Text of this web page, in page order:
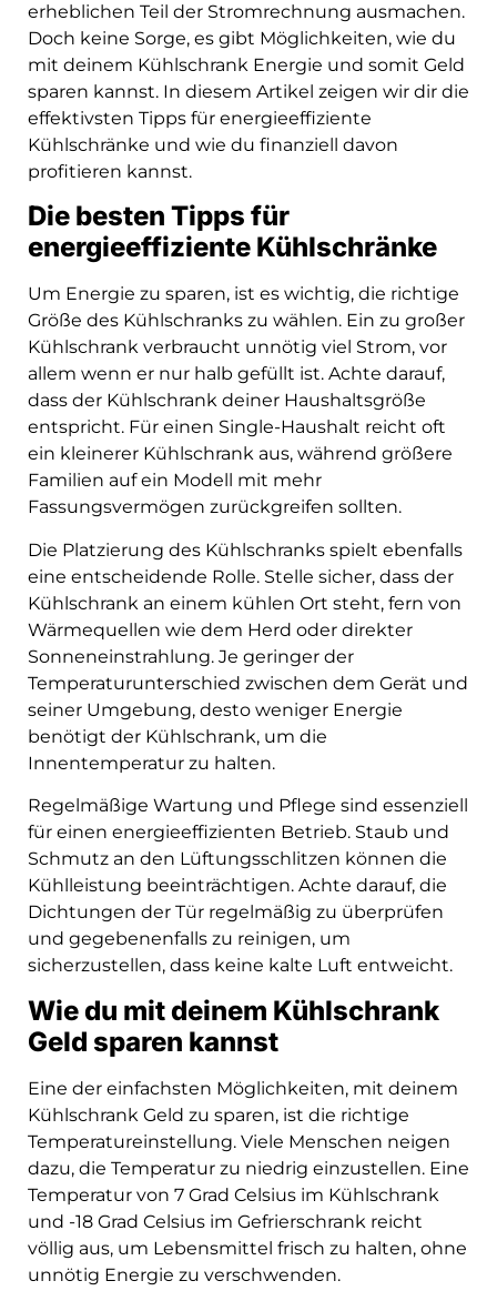
erheblichen Teil der Stromrechnung ausmachen.
Doch keine Sorge, es gibt Möglichkeiten, wie du
mit deinem Kühlschrank Energie und somit Geld
sparen kannst. In diesem Artikel zeigen wir dir die
effektivsten Tipps für energieeffiziente
Kühlschränke und wie du finanziell davon
profitieren kannst.
Die besten Tipps für
energieeffiziente Kühlschränke
Um Energie zu sparen, ist es wichtig, die richtige
Größe des Kühlschranks zu wählen. Ein zu großer
Kühlschrank verbraucht unnötig viel Strom, vor
allem wenn er nur halb gefüllt ist. Achte darauf,
dass der Kühlschrank deiner Haushaltsgröße
entspricht. Für einen Single-Haushalt reicht oft
ein kleinerer Kühlschrank aus, während größere
Familien auf ein Modell mit mehr
Fassungsvermögen zurückgreifen sollten.
Die Platzierung des Kühlschranks spielt ebenfalls
eine entscheidende Rolle. Stelle sicher, dass der
Kühlschrank an einem kühlen Ort steht, fern von
Wärmequellen wie dem Herd oder direkter
Sonneneinstrahlung. Je geringer der
Temperaturunterschied zwischen dem Gerät und
seiner Umgebung, desto weniger Energie
benötigt der Kühlschrank, um die
Innentemperatur zu halten.
Regelmäßige Wartung und Pflege sind essenziell
für einen energieeffizienten Betrieb. Staub und
Schmutz an den Lüftungsschlitzen können die
Kühlleistung beeinträchtigen. Achte darauf, die
Dichtungen der Tür regelmäßig zu überprüfen
und gegebenenfalls zu reinigen, um
sicherzustellen, dass keine kalte Luft entweicht.
Wie du mit deinem Kühlschrank
Geld sparen kannst
Eine der einfachsten Möglichkeiten, mit deinem
Kühlschrank Geld zu sparen, ist die richtige
Temperatureinstellung. Viele Menschen neigen
dazu, die Temperatur zu niedrig einzustellen. Eine
Temperatur von 7 Grad Celsius im Kühlschrank
und -18 Grad Celsius im Gefrierschrank reicht
völlig aus, um Lebensmittel frisch zu halten, ohne
unnötig Energie zu verschwenden.